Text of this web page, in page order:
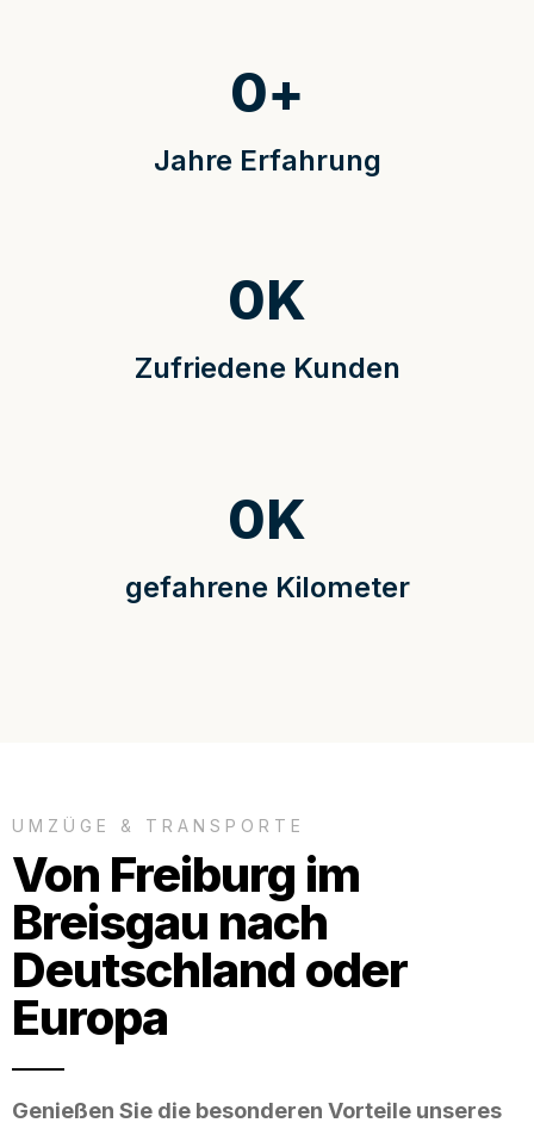
Jahre Erfahrung
0+
Zufriedene Kunden
0K
gefahrene Kilometer
0K
UMZÜGE & TRANSPORTE
Von Freiburg im
Breisgau nach
Deutschland oder
Europa
Genießen Sie die besonderen Vorteile unseres